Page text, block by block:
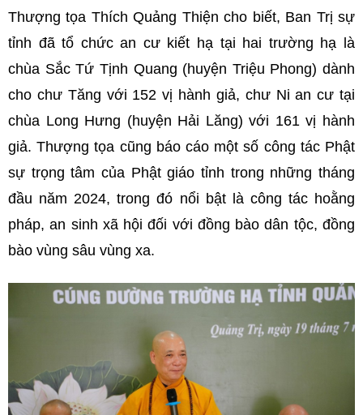
Thượng tọa Thích Quảng Thiện cho biết, Ban Trị sự
tỉnh đã tổ chức an cư kiết hạ tại hai trường hạ là
chùa Sắc Tứ Tịnh Quang (huyện Triệu Phong) dành
cho chư Tăng với 152 vị hành giả, chư Ni an cư tại
chùa Long Hưng (huyện Hải Lăng) với 161 vị hành
giả. Thượng tọa cũng báo cáo một số công tác Phật
sự trọng tâm của Phật giáo tỉnh trong những tháng
đầu năm 2024, trong đó nổi bật là công tác hoằng
pháp, an sinh xã hội đối với đồng bào dân tộc, đồng
bào vùng sâu vùng xa.